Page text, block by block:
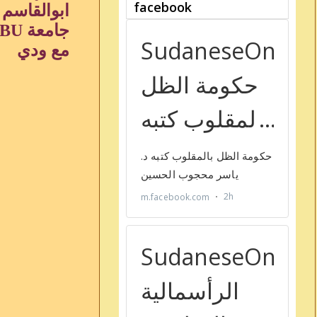
جامعة BU عام 95.
مع ودي